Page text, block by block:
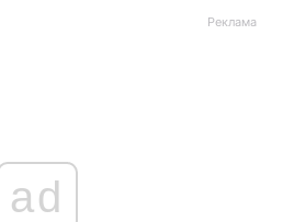
Реклама
ad